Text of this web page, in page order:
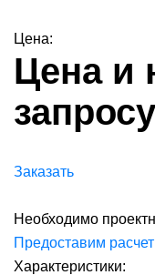
Цена:
Цена и
запросу
Заказать
Необходимо
Предоставим расчет
Характеристики: